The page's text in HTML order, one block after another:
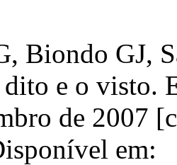
Biondo GJ,
e o visto.
de 2007
em: